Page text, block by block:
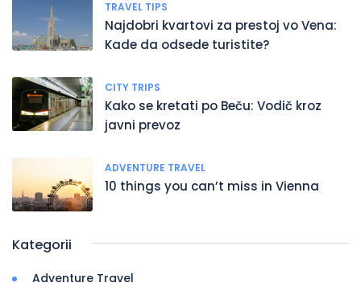
TRAVEL TIPS
Najdobri kvartovi za prestoj vo Vena:
Kade da odsede turistite?
CITY TRIPS
Kako se kretati po Beču: Vodič kroz
javni prevoz
ADVENTURE TRAVEL
10 things you can’t miss in Vienna
Kategorii
Adventure Travel